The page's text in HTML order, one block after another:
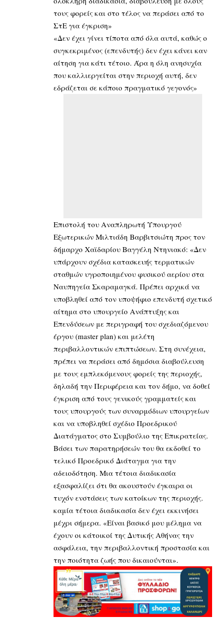
τους φορείς και στο τέλος να περάσει από το
ΣτΕ για έγκριση»
«Δεν έχει γίνει τίποτα από όλα αυτά, καθώς ο
συγκεκριμένος (επενδυτής) δεν έχει κάνει καν
αίτηση για κάτι τέτοιο. Άρα η όλη ανησυχία
που καλλιεργείται στην περιοχή αυτή, δεν
εδράζεται σε κάποιο πραγματικό γεγονός»
Επιστολή του Αναπληρωτή Υπουργού
Εξωτερικών Μιλτιάδη Βαρβιτσιώτη προς τον
δήμαρχο Χαϊδαρίου Βαγγέλη Ντηνιακό: «Δεν
υπάρχουν σχέδια κατασκευής τερματικών
σταθμών υγροποιημένου φυσικού αερίου στα
Ναυπηγεία Σκαραμαγκά. Πρέπει αρχικά να
υποβληθεί από τον υποψήφιο επενδυτή σχετικό
αίτημα στο υπουργείο Ανάπτυξης και
Επενδύσεων με περιγραφή του σχεδιαζόμενου
έργου (master plan) και μελέτη
περιβαλλοντικών επιπτώσεων. Στη συνέχεια,
πρέπει να περάσει από δημόσια διαβούλευση
με τους εμπλεκόμενους φορείς της περιοχής,
δηλαδή την Περιφέρεια και τον δήμο, να δοθεί
έγκριση από τους γενικούς γραμματείς και
τους υπουργούς των συναρμόδιων υπουργείων
και να υποβληθεί σχέδιο Προεδρικού
Διατάγματος στο Συμβούλιο της Επικρατείας.
Βάσει των παρατηρήσεών του θα εκδοθεί το
τελικό Προεδρικό Διάταγμα για την
αδειοδότηση. Μια τέτοια διαδικασία
εξασφαλίζει ότι θα ακουστούν έγκαιρα οι
τυχόν ενστάσεις των κατοίκων της περιοχής.
καμία τέτοια διαδικασία δεν έχει εκκινήσει
μέχρι σήμερα. «Είναι βασικό μου μέλημα να
έχουν οι κάτοικοί της Δυτικής Αθήνας την
ασφάλεια, την περιβαλλοντική προστασία και
την ποιότητα ζωής που δικαιούνται».